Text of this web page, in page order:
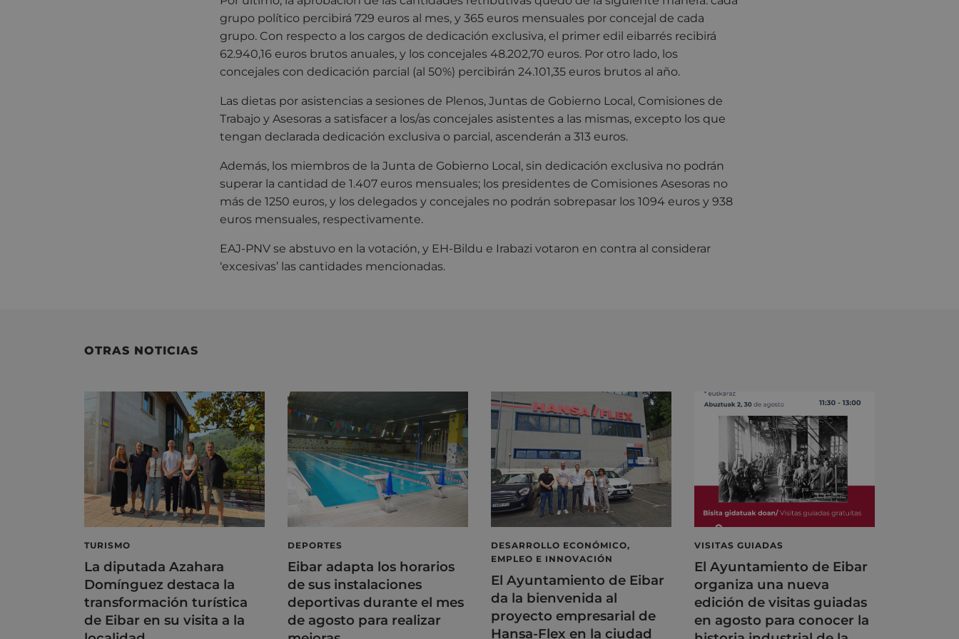
grupo político percibirá 729 euros al mes, y 365 euros mensuales por concejal de cada
grupo. Con respecto a los cargos de dedicación exclusiva, el primer edil eibarrés recibirá
62.940,16 euros brutos anuales, y los concejales 48.202,70 euros. Por otro lado, los
concejales con dedicación parcial (al 50%) percibirán 24.101,35 euros brutos al año.
Las dietas por asistencias a sesiones de Plenos, Juntas de Gobierno Local, Comisiones de
Trabajo y Asesoras a satisfacer a los/as concejales asistentes a las mismas, excepto los que
tengan declarada dedicación exclusiva o parcial, ascenderán a 313 euros.
Además, los miembros de la Junta de Gobierno Local, sin dedicación exclusiva no podrán
superar la cantidad de 1.407 euros mensuales; los presidentes de Comisiones Asesoras no
más de 1250 euros, y los delegados y concejales no podrán sobrepasar los 1094 euros y 938
euros mensuales, respectivamente.
EAJ-PNV se abstuvo en la votación, y EH-Bildu e Irabazi votaron en contra al considerar
‘excesivas’ las cantidades mencionadas.
OTRAS NOTICIAS
TURISMO
La diputada Azahara
Domínguez destaca la
transformación turística
de Eibar en su visita a la
DEPORTES
Eibar adapta los horarios
de sus instalaciones
deportivas durante el mes
de agosto para realizar
DESARROLLO ECONÓMICO,
EMPLEO E INNOVACIÓN
El Ayuntamiento de Eibar
da la bienvenida al
proyecto empresarial de
Hansa-Flex en la ciudad
VISITAS GUIADAS
El Ayuntamiento de Eibar
organiza una nueva
edición de visitas guiadas
en agosto para conocer la